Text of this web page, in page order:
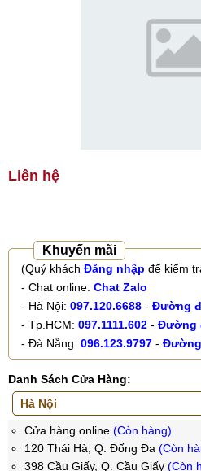
Liên hệ
Khuyến mãi
(Quý khách Đăng nhập để kiểm
- Chat online: Chat Zalo
- Hà Nội: 097.120.6688 - Đường
- Tp.HCM: 097.1111.602 - Đường
- Đà Nẵng: 096.123.9797 -
Danh Sách Cửa Hàng:
Cửa hàng online (Còn hàng)
120 Thái Hà, Q. Đống Đa (Còn
398 Cầu Giấy, Q. Cầu Giấy (Còn